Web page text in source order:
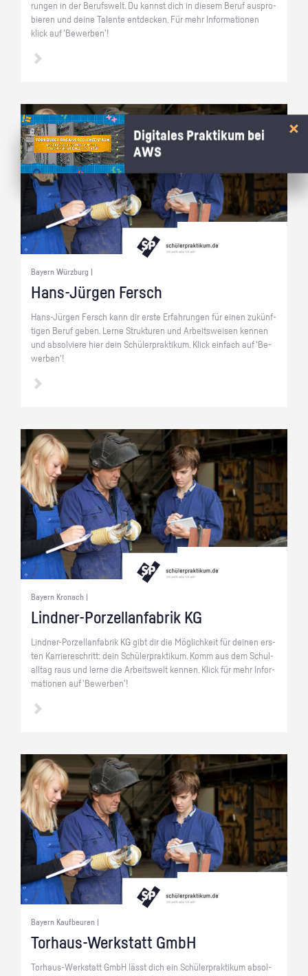
run­gen in der Be­rufs­welt. Du kannst dich in die­sem Beruf aus­pro­
bie­ren und deine Ta­len­te ent­de­cken. Für mehr In­for­ma­tio­nen
klick auf 'Be­wer­ben'!
Bayern Würzburg |
Hans-Jür­gen Fersch
Hans-Jür­gen Fersch kann dir erste Er­fah­run­gen für einen zu­künf­
ti­gen Beruf geben. Lerne Struk­tu­ren und Ar­beits­wei­sen ken­nen
und ab­sol­vie­re hier dein Schü­ler­prak­ti­kum. Klick ein­fach auf 'Be­
wer­ben'!
Bayern Kronach |
Lind­ner-Por­zel­lan­fa­brik KG
Lind­ner-Por­zel­lan­fa­brik KG gibt dir die Mög­lich­keit für dei­nen ers­
ten Kar­rie­re­schritt: dein Schü­ler­prak­ti­kum. Komm aus dem Schul­
all­tag raus und lerne die Ar­beits­welt ken­nen. Klick für mehr In­for­
ma­tio­nen auf 'Be­wer­ben'!
Bayern Kaufbeuren |
Tor­haus-Werk­statt GmbH
Tor­haus-Werk­statt GmbH lässt dich ein Schü­ler­prak­ti­kum ab­sol­
Digitales Praktikum bei
AWS